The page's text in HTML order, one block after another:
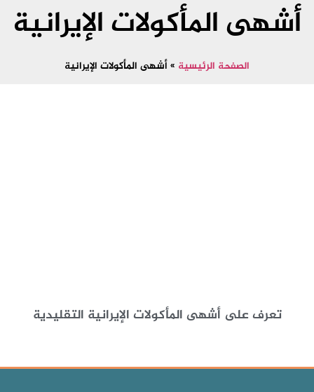
أشهى المأكولات الإيرانية
الصفحة الرئيسية » أشهى المأكولات الإيرانية
تعرف على أشهى المأكولات الإيرانية التقليدية